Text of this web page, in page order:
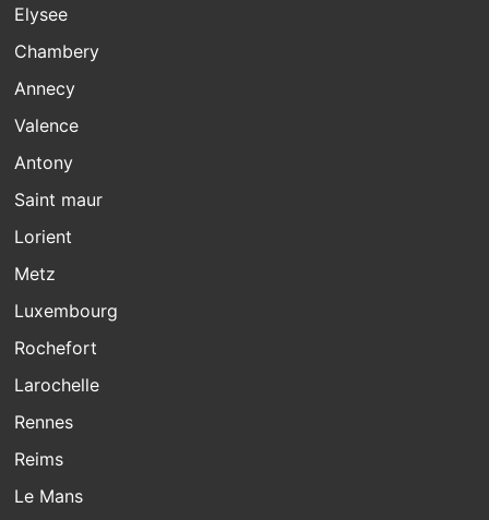
Elysee
Chambery
Annecy
Valence
Antony
Saint maur
Lorient
Metz
Luxembourg
Rochefort
Larochelle
Rennes
Reims
Le Mans